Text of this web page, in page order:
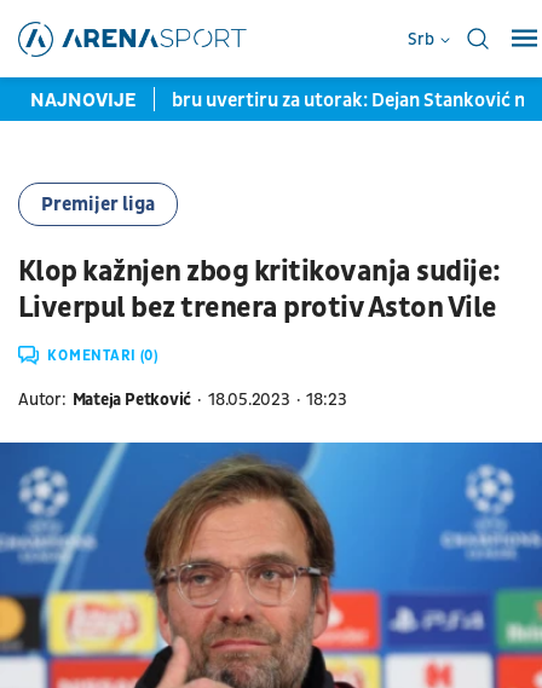
Srb
NAJNOVIJEdobru uvertiru za utorak: Dejan Stanković ne
Premijer liga
Klop kažnjen zbog kritikovanja sudije:
Liverpul bez trenera protiv Aston Vile
KOMENTARI (0)
Autor: Mateja Petković 18.05.2023 18:23